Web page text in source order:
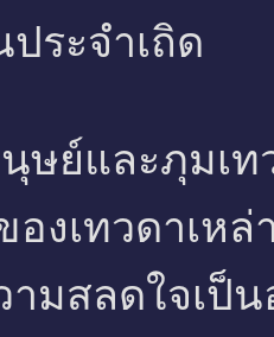
ประจำเถิด
ษย์และภุมเ
องเทวดาเห
ามสลดใจเป็